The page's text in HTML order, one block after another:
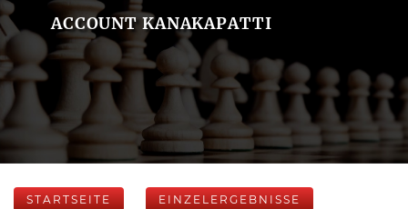
ACCOUNT KANAKAPATTI
STARTSEITE EINZELERGEBNISSE